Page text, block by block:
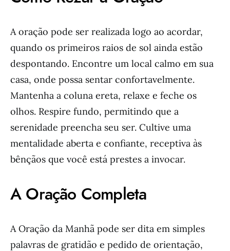
A oração pode ser realizada logo ao acordar,
quando os primeiros raios de sol ainda estão
despontando. Encontre um local calmo em sua
casa, onde possa sentar confortavelmente.
Mantenha a coluna ereta, relaxe e feche os
olhos. Respire fundo, permitindo que a
serenidade preencha seu ser. Cultive uma
mentalidade aberta e confiante, receptiva às
bênçãos que você está prestes a invocar.
A Oração Completa
A Oração da Manhã pode ser dita em simples
palavras de gratidão e pedido de orientação,